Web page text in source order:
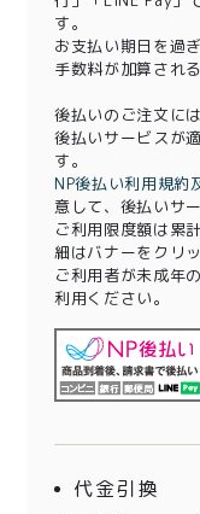
す。
お支払い期日を過
手数料が加算され
後払いのご注文には
後払いサービスが
す。
NP後払い利用規約
意して、後払いサ
ご利用限度額は累
細はバナーをクリ
ご利用者が未成年
利用ください。
代金引換